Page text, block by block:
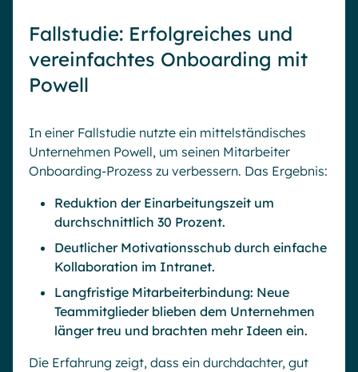
Fallstudie: Erfolgreiches und
vereinfachtes Onboarding mit
Powell
In einer Fallstudie nutzte ein mittelständisches
Unternehmen Powell, um seinen Mitarbeiter
Onboarding-Prozess zu verbessern. Das Ergebnis:
Reduktion der Einarbeitungszeit um
durchschnittlich 30 Prozent.
Deutlicher Motivationsschub durch einfache
Kollaboration im Intranet.
Langfristige Mitarbeiterbindung: Neue
Teammitglieder blieben dem Unternehmen
länger treu und brachten mehr Ideen ein.
Die Erfahrung zeigt, dass ein durchdachter, gut